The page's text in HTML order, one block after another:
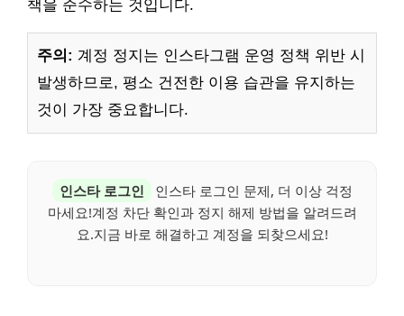
책을 준수하는 것입니다.
주의: 계정 정지는 인스타그램 운영 정책 위반 시
발생하므로, 평소 건전한 이용 습관을 유지하는
것이 가장 중요합니다.
인스타 로그인
인스타 로그인 문제, 더 이상 걱정
마세요!계정 차단 확인과 정지 해제 방법을 알려드려
요.지금 바로 해결하고 계정을 되찾으세요!